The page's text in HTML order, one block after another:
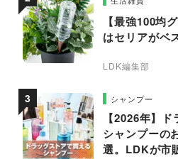
【最強100均
はセリアがベ
LDK編集部
シャンプー
【2026年】
シャンプーの
選。LDKが市